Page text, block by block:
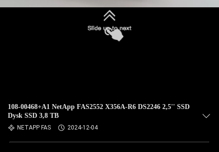
108-00468+A1 NetApp FAS2552 X356A-R6 DS2246 2,5'' SSD
Dysk SSD 3,8 TB
NETAPP FAS 2024-12-04